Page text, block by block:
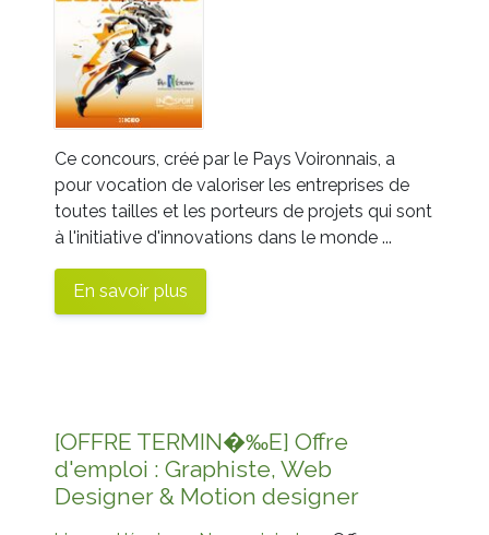
Ce concours, créé par le Pays Voironnais, a
pour vocation de valoriser les entreprises de
toutes tailles et les porteurs de projets qui sont
à l'initiative d'innovations dans le monde ...
En savoir plus
[OFFRE TERMIN�‰E] Offre
d'emploi : Graphiste, Web
Designer & Motion designer